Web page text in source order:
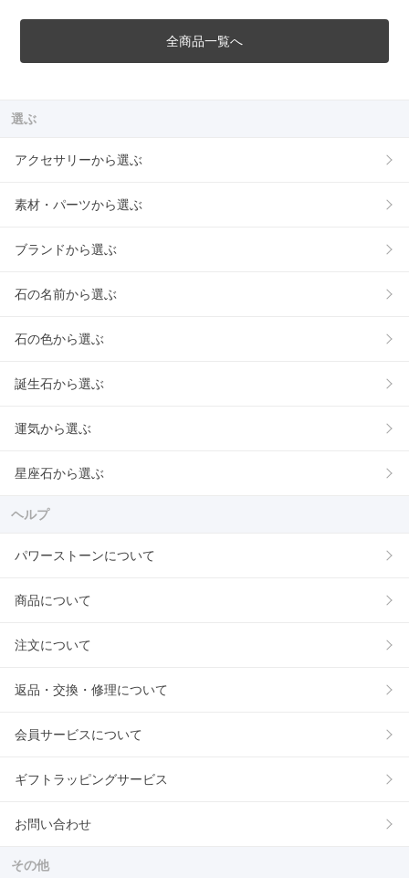
全商品一覧へ
選ぶ
アクセサリーから選ぶ
素材・パーツから選ぶ
ブランドから選ぶ
石の名前から選ぶ
石の色から選ぶ
誕生石から選ぶ
運気から選ぶ
星座石から選ぶ
ヘルプ
パワーストーンについて
商品について
注文について
返品・交換・修理について
会員サービスについて
ギフトラッピングサービス
お問い合わせ
その他